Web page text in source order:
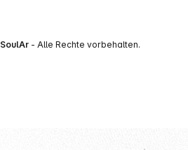
SoulAr- Alle Rechte vorbehalten.